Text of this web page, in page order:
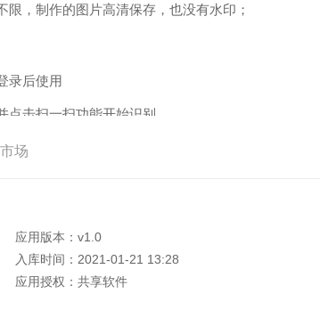
，制作的图片高清保存，也没有水印；
录后使用
击扫一扫功能开始识别
文字签名、拍照翻译等功能
反馈、版本说明等功能
场
应用版本：v1.0
入库时间：2021-01-21 13:28
应用授权：共享软件